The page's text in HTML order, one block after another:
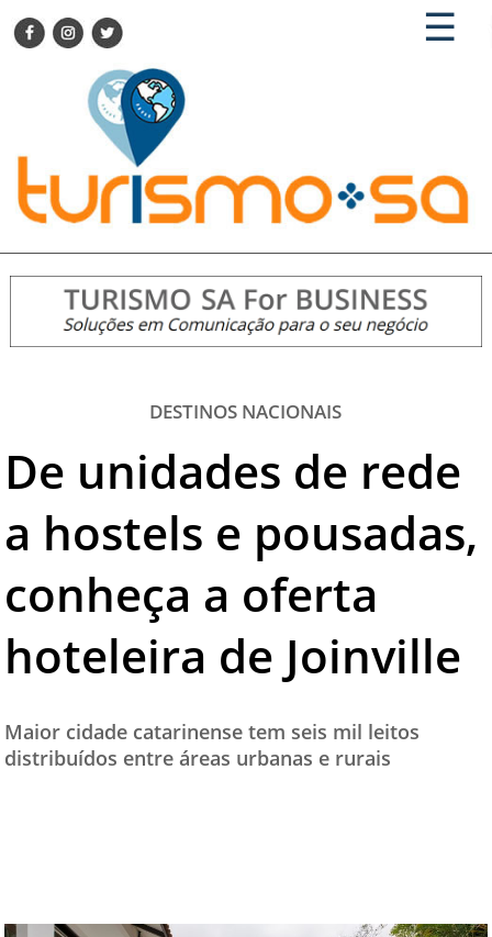
☰
×
TURISMO SA FOR BUSINESS
DESTINOS NACIONAIS
CITY BREAK
TURISMO E MERCADO
EVENTOS
HOTELARIA
DICAS
TURISMO SA TV
TESTADO E APROVADO
ÚLTIMAS NOTÍCIAS
PARCEIROS
QUEM SOMOS - EQUIPE
CONTATO
×
ENCONTRE SUA NOTÍCIA
DESTINOS NACIONAIS
De unidades de rede
a hostels e pousadas,
conheça a oferta
hoteleira de Joinville
Maior cidade catarinense tem seis mil leitos
distribuídos entre áreas urbanas e rurais